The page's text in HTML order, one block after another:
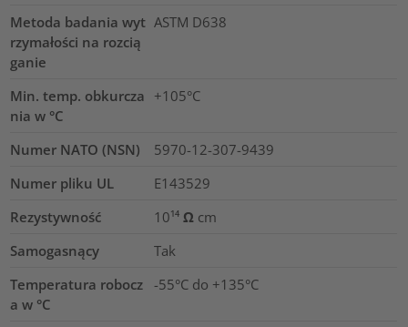
Metoda badania wyt
rzymałości na rozcią
ganie
ASTM D638
Min. temp. obkurcza
nia w °C
+105°C
Numer NATO (NSN)
5970-12-307-9439
Numer pliku UL
E143529
Rezystywność
10¹⁴ Ω cm
Samogasnący
Tak
Temperatura robocz
a w °C
-55°C do +135°C